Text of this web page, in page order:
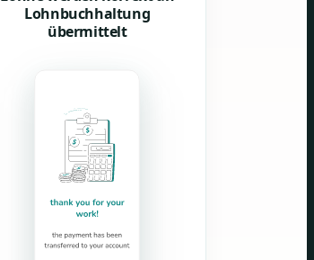
Lohnbuchhaltung
übermittelt